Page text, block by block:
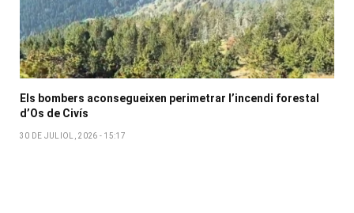
Els bombers aconsegueixen perimetrar l’incendi forestal
d’Os de Civís
30 DE JULIOL, 2026 - 15:17